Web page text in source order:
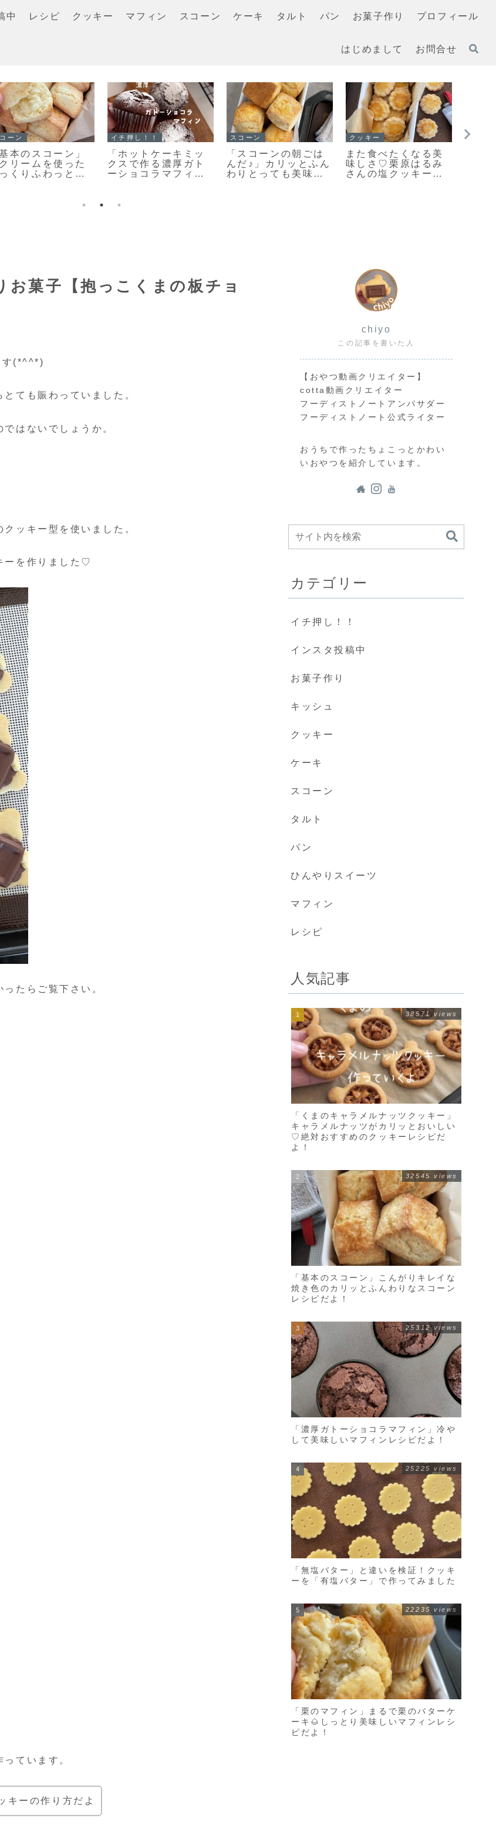
中 レシピ クッキー マフィン スコーン ケーキ タルト パン お菓子作り プロフィール
はじめまして お問合せ
押し！！
無塩バター」と違
検証！クッキー
有塩バター」で
イチ押し！！
「メロンパンクッキ
ー」ちっちゃくてか
わいい♡まるでメロ
ピだよ！
クッキー
「何枚食べてい
い？」うちの大人気
おやつ♡栗原はるみ
イチ押し！！
【レシピ】お手軽ス
コーン改良版♡さら
に美味しくなりまし
イチ押
菓子【抱っこくまの板チョ
す(*^^*)
ても賑わっていました。
はないでしょうか。
ッキー型を使いました。
ーを作りました♡
たらご覧下さい。
ています。
キーの作り方だよ
chiyo
この記事を書いた人
【おやつ動画クリエイター】
cotta動画クリエイター
フーディストノートアンバサダー
フーディストノート公式ライター
おうちで作ったちょこっとかわい
いおやつを紹介しています。
カテゴリー
イチ押し！！
インスタ投稿中
お菓子作り
キッシュ
クッキー
ケーキ
スコーン
タルト
パン
ひんやりスイーツ
マフィン
レシピ
人気記事
「くまのキャラメルナッツクッキー」
キャラメルナッツがカリッとおいしい
♡絶対おすすめのクッキーレシピだ
よ！
38571 views
「基本のスコーン」こんがりキレイな
焼き色のカリッとふんわりなスコーン
レシピだよ！
32545 views
「濃厚ガトーショコラマフィン」冷や
して美味しいマフィンレシピだよ！
25312 views
「無塩バター」と違いを検証！クッキ
ーを「有塩バター」で作ってみました
25225 views
「栗のマフィン」まるで栗のバターケ
ーキ🌰しっとり美味しいマフィンレシ
ピだよ！
22235 views